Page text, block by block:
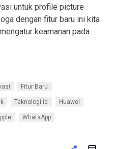
untuk profile picture
dengan fitur baru ini kita
keamanan pada
Fitur Baru
Teknologi.id Huawei
WhatsApp